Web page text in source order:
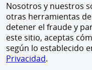
Nosotros y nuestros
otras herramientas
detener el fraude y
este sitio, aceptas
según lo establecido
Privacidad.